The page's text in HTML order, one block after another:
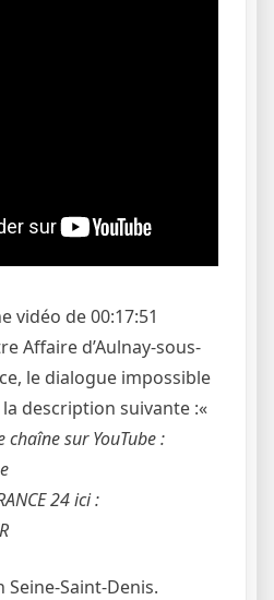
vidéo de 00:17:51
Affaire d’Aulnay-sous-
le dialogue impossible
description suivante :«
sur YouTube :
24 ici :
Saint-Denis.